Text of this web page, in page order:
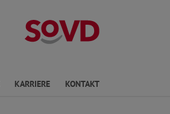
Landesverband
KARRIERE KONTAKT